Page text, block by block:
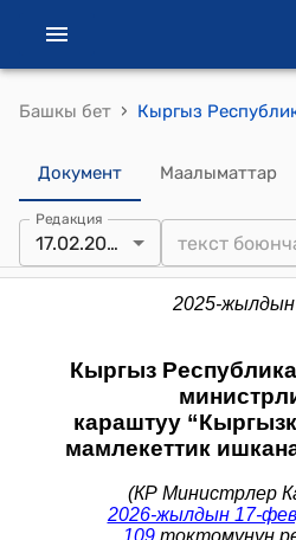
Башкы бет ›
Документ Маалыматтар
Редакция
17.02.2026